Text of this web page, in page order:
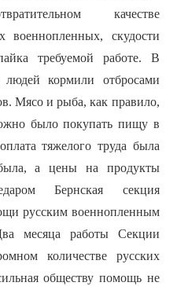
качестве
военнопленных, скудости
требуемой работе. В
людей кормили отбросами
Мясо и рыба, как правило,
было покупать пищу в
тяжелого труда была
а цены на продукты
Бернская секция
русским военнопленным
месяца работы Секции
количестве русских
обществу помощь не